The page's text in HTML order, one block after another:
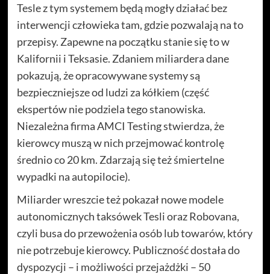
Tesle z tym systemem będą mogły działać bez
interwencji człowieka tam, gdzie pozwalają na to
przepisy. Zapewne na początku stanie się to w
Kalifornii i Teksasie. Zdaniem miliardera dane
pokazują, że opracowywane systemy są
bezpieczniejsze od ludzi za kółkiem (część
ekspertów nie podziela tego stanowiska.
Niezależna firma AMCI Testing stwierdza, że
kierowcy muszą w nich przejmować kontrolę
średnio co 20 km. Zdarzają się też śmiertelne
wypadki na autopilocie).
Miliarder wreszcie też pokazał nowe modele
autonomicznych taksówek Tesli oraz Robovana,
czyli busa do przewożenia osób lub towarów, który
nie potrzebuje kierowcy. Publiczność dostała do
dyspozycji – i możliwości przejażdżki – 50